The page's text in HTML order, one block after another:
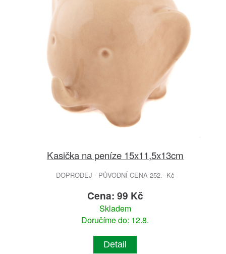
Kasička na peníze 15x11,5x13cm
DOPRODEJ - PŮVODNÍ CENA 252.- Kč
Cena: 99 Kč
Skladem
Doručíme do: 12.8.
Detail